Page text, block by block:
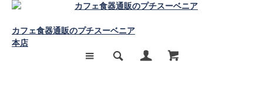
カフェ食器通販のプチスーベニア
本店